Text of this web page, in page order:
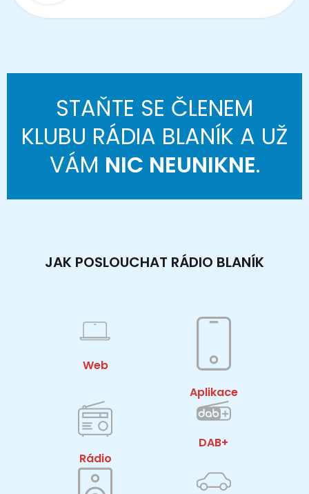
STAŇTE SE ČLENEM
KLUBU RÁDIA BLANÍK A UŽ
VÁM NIC NEUNIKNE.
JAK POSLOUCHAT RÁDIO BLANÍK
Web
Aplikace
Rádio
DAB+